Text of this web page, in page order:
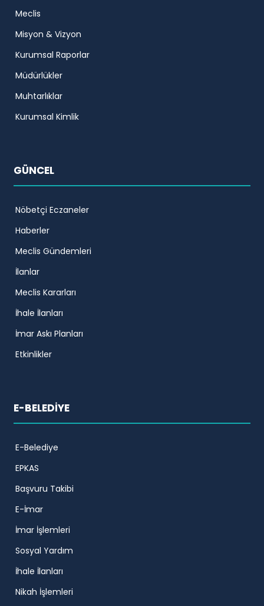
Meclis
Misyon & Vizyon
Kurumsal Raporlar
Müdürlükler
Muhtarlıklar
Kurumsal Kimlik
GÜNCEL
Nöbetçi Eczaneler
Haberler
Meclis Gündemleri
İlanlar
Meclis Kararları
İhale İlanları
İmar Askı Planları
Etkinlikler
E-BELEDİYE
E-Belediye
EPKAS
Başvuru Takibi
E-İmar
İmar İşlemleri
Sosyal Yardım
İhale İlanları
Nikah İşlemleri